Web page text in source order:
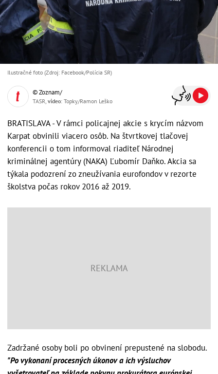
Ilustračné foto (Zdroj: Facebook/Polícia SR)
© Zoznam/
TASR, video: Topky/Ramon Leško
BRATISLAVA - V rámci policajnej akcie s krycím názvom
Karpat obvinili viacero osôb. Na štvrtkovej tlačovej
konferencii o tom informoval riaditeľ Národnej
kriminálnej agentúry (NAKA) Ľubomír Daňko. Akcia sa
týkala podozrení zo zneužívania eurofondov v rezorte
školstva počas rokov 2016 až 2019.
Zadržané osoby boli po obvinení prepustené na slobodu.
"Po vykonaní procesných úkonov a ich výsluchov